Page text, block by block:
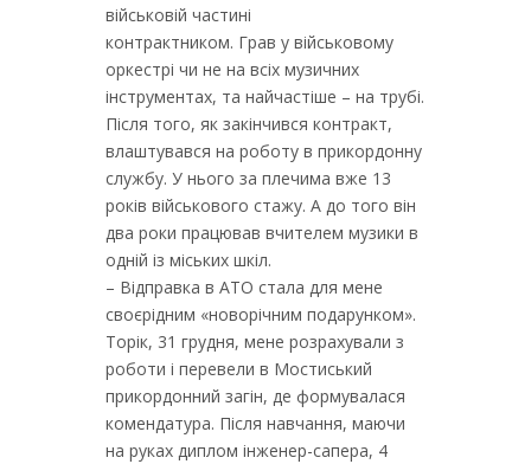
військовій частині
контрактником. Грав у військовому
оркестрі чи не на всіх музичних
інструментах, та найчастіше – на трубі.
Після того, як закінчився контракт,
влаштувався на роботу в прикордонну
службу. У нього за плечима вже 13
років військового стажу. А до того він
два роки працював вчителем музики в
одній із міських шкіл.
– Відправка в АТО стала для мене
своєрідним «новорічним подарунком».
Торік, 31 грудня, мене розрахували з
роботи і перевели в Мостиський
прикордонний загін, де формувалася
комендатура. Після навчання, маючи
на руках диплом інженер-сапера, 4